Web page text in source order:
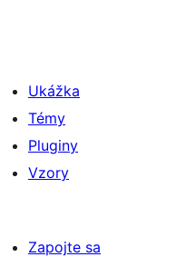
Ukážka
Témy
Pluginy
Vzory
Zapojte sa